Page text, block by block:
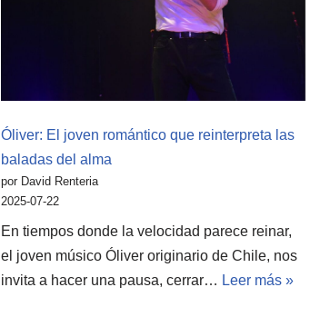
Óliver: El joven romántico que reinterpreta las
baladas del alma
por David Renteria
2025-07-22
En tiempos donde la velocidad parece reinar,
el joven músico Óliver originario de Chile, nos
invita a hacer una pausa, cerrar… Leer más »